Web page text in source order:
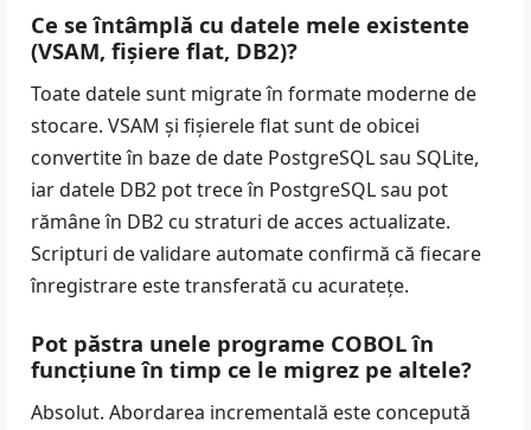
Ce se întâmplă cu datele mele existente
(VSAM, fișiere flat, DB2)?
Toate datele sunt migrate în formate moderne de
stocare. VSAM și fișierele flat sunt de obicei
convertite în baze de date PostgreSQL sau SQLite,
iar datele DB2 pot trece în PostgreSQL sau pot
rămâne în DB2 cu straturi de acces actualizate.
Scripturi de validare automate confirmă că fiecare
înregistrare este transferată cu acuratețe.
Pot păstra unele programe COBOL în
funcțiune în timp ce le migrez pe altele?
Absolut. Abordarea incrementală este concepută